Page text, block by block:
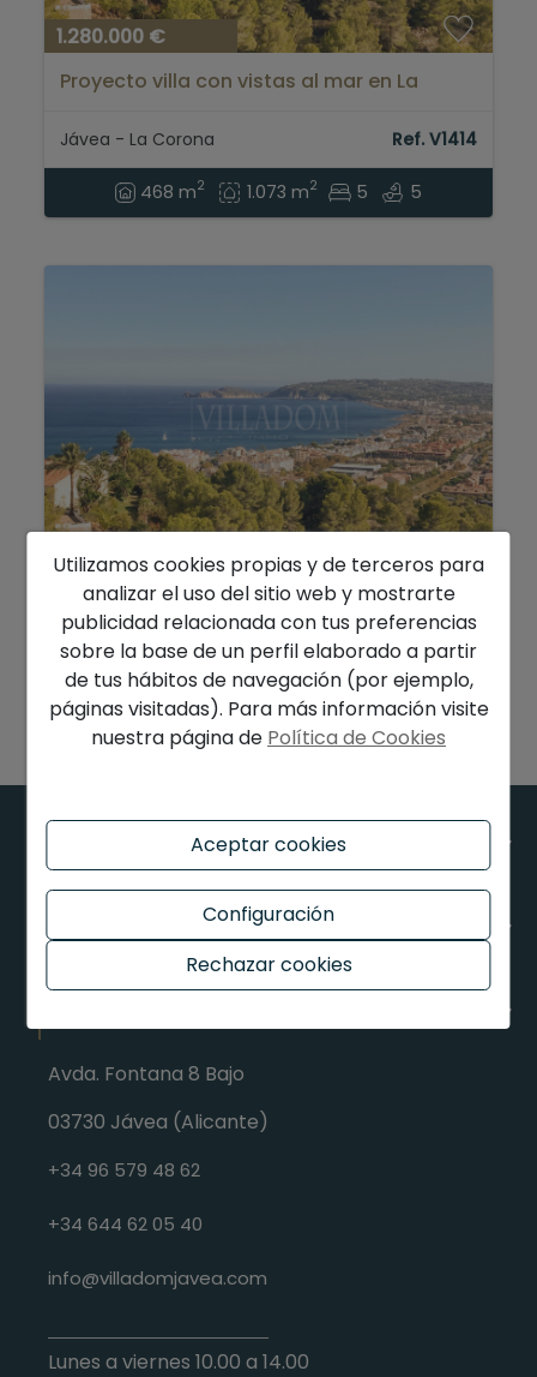
1.280.000 €
Proyecto villa con vistas al mar en La
Jávea - La Corona Ref. V1414
468 m2 1.073 m2 5 5
1.280.000 €
Parcela con increíbles vistas al mar en La
Corona Jávea...
Jávea - La Corona Ref. P266
1.073 m2
LEGAL
Avda. Fontana 8 Bajo
03730 Jávea (Alicante)
+34 96 579 48 62
+34 644 62 05 40
info@villadomjavea.com
Lunes a viernes 10.00 a 14.00
Utilizamos cookies propias y de terceros para
analizar el uso del sitio web y mostrarte
publicidad relacionada con tus preferencias
sobre la base de un perfil elaborado a partir
de tus hábitos de navegación (por ejemplo,
páginas visitadas). Para más información visite
nuestra página de Política de Cookies
Aceptar cookies
Configuración
Rechazar cookies